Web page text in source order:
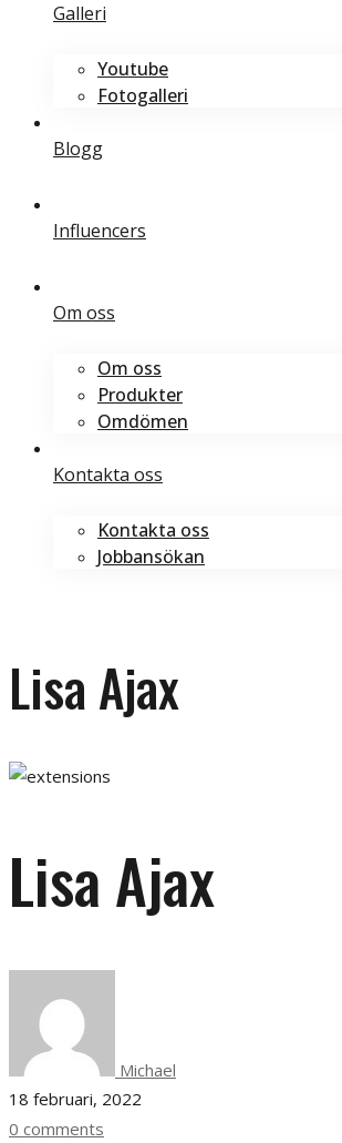
Galleri
Youtube
Fotogalleri
Blogg
Influencers
Om oss
Om oss
Produkter
Omdömen
Kontakta oss
Kontakta oss
Jobbansökan
Lisa Ajax
Lisa Ajax
Michael
18 februari, 2022
0 comments